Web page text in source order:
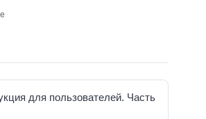
для пользователей. Часть